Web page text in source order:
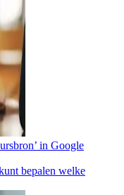
in Google
bepalen welke